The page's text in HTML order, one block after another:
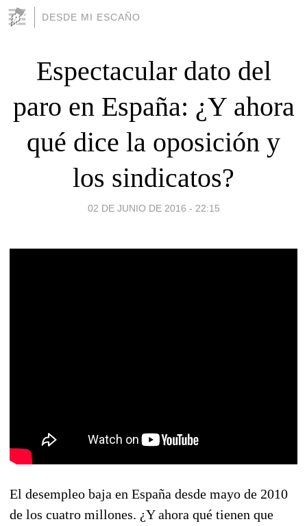
DESDE MI ESCAÑO
Espectacular dato del
paro en España: ¿Y ahora
qué dice la oposición y
los sindicatos?
02 DE JUNIO DE 2016 - 22:15
El desempleo baja en España desde mayo de 2010
de los cuatro millones. ¿Y ahora qué tienen que